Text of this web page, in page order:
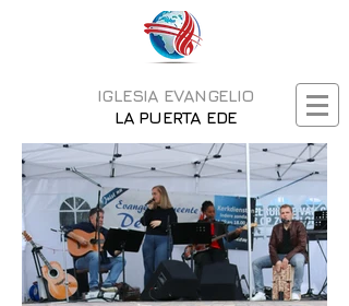
IGLESIA EVANGELIO
LA PUERTA EDE